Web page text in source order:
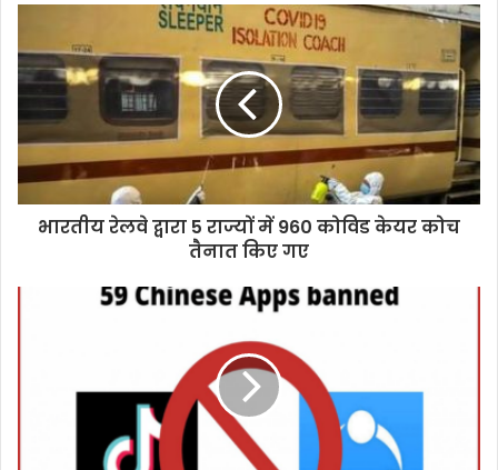
भारतीय रेलवे द्वारा 5 राज्यों में 960 कोविड केयर कोच
तैनात किए गए